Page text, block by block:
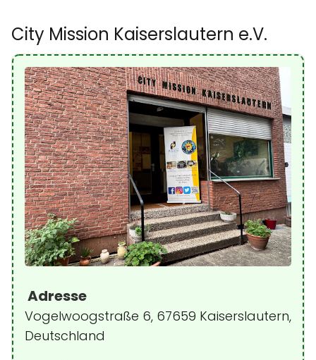
City Mission Kaiserslautern e.V.
Adresse
Vogelwoogstraße 6, 67659 Kaiserslautern,
Deutschland